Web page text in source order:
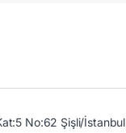
No:62 Şişli/İstanbul